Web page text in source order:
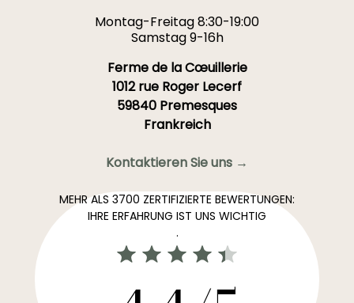
Montag-Freitag 8:30-19:00
Samstag 9-16h
Ferme de la Cœuillerie
1012 rue Roger Lecerf
59840 Premesques
Frankreich
Kontaktieren Sie uns →
MEHR ALS 3700 ZERTIFIZIERTE BEWERTUNGEN:
IHRE ERFAHRUNG IST UNS WICHTIG
.